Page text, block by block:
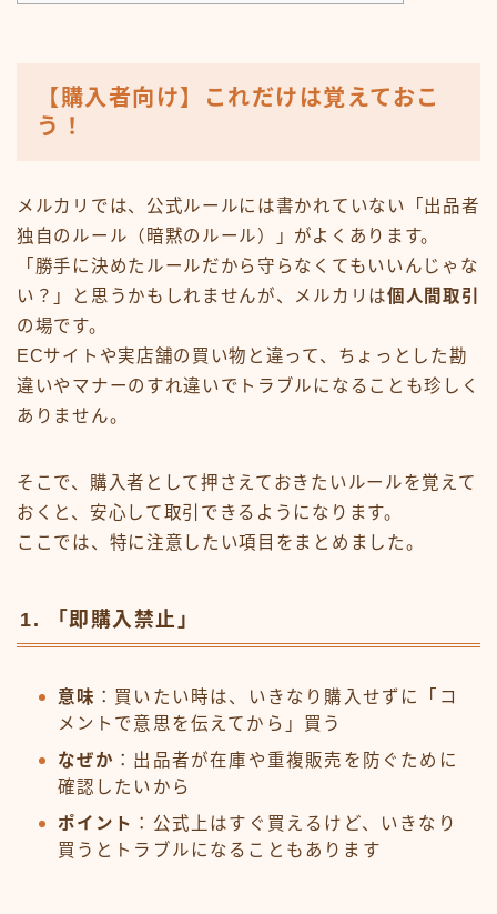
【購入者向け】これだけは覚えておこ
う！
メルカリでは、公式ルールには書かれていない「出品者
独自のルール（暗黙のルール）」がよくあります。
「勝手に決めたルールだから守らなくてもいいんじゃな
い？」と思うかもしれませんが、メルカリは個人間取引
の場です。
ECサイトや実店舗の買い物と違って、ちょっとした勘
違いやマナーのすれ違いでトラブルになることも珍しく
ありません。
そこで、購入者として押さえておきたいルールを覚えて
おくと、安心して取引できるようになります。
ここでは、特に注意したい項目をまとめました。
1. 「即購入禁止」
意味 ：買いたい時は、いきなり購入せずに「コ
メントで意思を伝えてから」買う
なぜか ：出品者が在庫や重複販売を防ぐために
確認したいから
ポイント ：公式上はすぐ買えるけど、いきなり
買うとトラブルになることもあります